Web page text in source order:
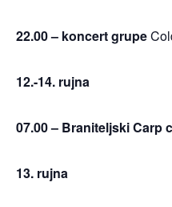
22.00 – koncert grupe
12.-14. rujna
07.00 – Braniteljski Carp
13. rujna